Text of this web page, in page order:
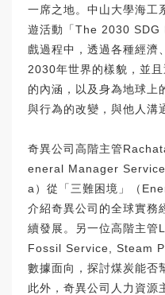
一席之地。中山大學海工
遊活動「The 2030 SDG
戲過程中，透過各種經濟
2030年世界的樣貌，並
的內涵，以及身為地球上
與行為的改變，與他人溝
奇異公司高階主管
eneral Manager
a）從「三難困境」（
介紹奇異公司的全球實務
續發展。另一位高階主
Fossil Service, Steam
數據面向，探討煤炭能否
此外，奇異公司人力資源